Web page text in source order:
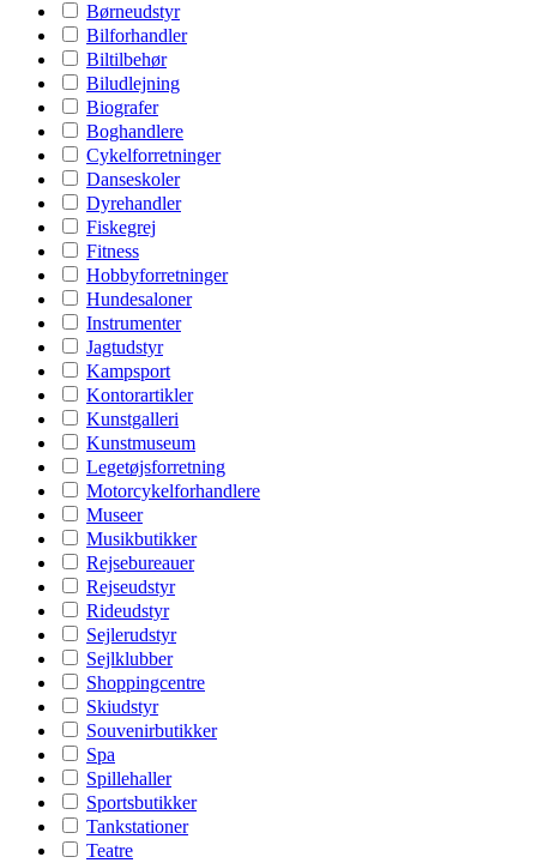
Børneudstyr
Bilforhandler
Biltilbehør
Biludlejning
Biografer
Boghandlere
Cykelforretninger
Danseskoler
Dyrehandler
Fiskegrej
Fitness
Hobbyforretninger
Hundesaloner
Instrumenter
Jagtudstyr
Kampsport
Kontorartikler
Kunstgalleri
Kunstmuseum
Legetøjsforretning
Motorcykelforhandlere
Museer
Musikbutikker
Rejsebureauer
Rejseudstyr
Rideudstyr
Sejlerudstyr
Sejlklubber
Shoppingcentre
Skiudstyr
Souvenirbutikker
Spa
Spillehaller
Sportsbutikker
Tankstationer
Teatre